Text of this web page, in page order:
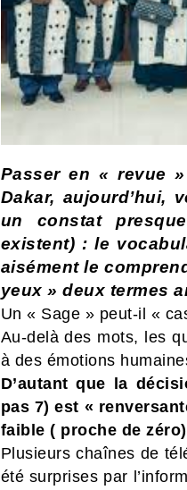
Passer en « revue
Dakar, aujourd’hui,
un constat
existent) : le
aisément le
yeux » deux termes
Un « Sage » peut-il «
Au-delà des mots, les
à des émotions
D’autant que la
pas 7) est «
faible ( proche de
Plusieurs chaînes de
été surprises par